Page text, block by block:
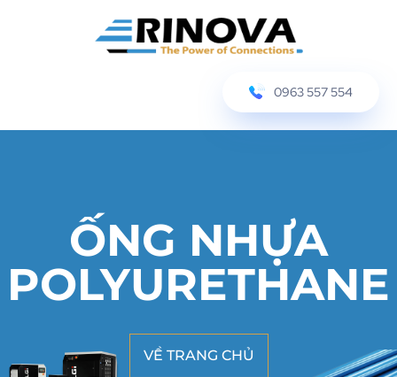
0963 557 554
ỐNG NHỰA
POLYURETHANE
VỀ TRANG CHỦ